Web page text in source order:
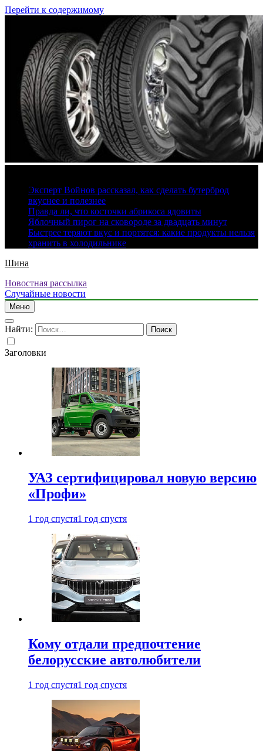
Перейти к содержимому
Эксперт Войнов рассказал, как сделать бутерброд
вкуснее и полезнее
Правда ли, что косточки абрикоса ядовиты
Яблочный пирог на сковороде за двадцать минут
Быстрее теряют вкус и портятся: какие продукты нельзя
хранить в холодильнике
Шина
Новостная рассылка
Случайные новости
Меню
Найти:
Заголовки
УАЗ сертифицировал новую версию
«Профи»
1 год спустя1 год спустя
Кому отдали предпочтение
белорусские автолюбители
1 год спустя1 год спустя